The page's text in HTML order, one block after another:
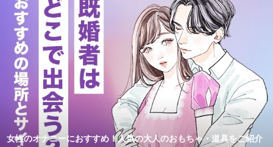
女性のオナニーにおすすめ！人気の大人のおもちゃ・道具をご紹介